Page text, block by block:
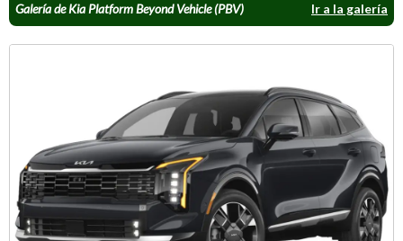
Galería de Kia Platform Beyond Vehicle (PBV) Ir a la galería